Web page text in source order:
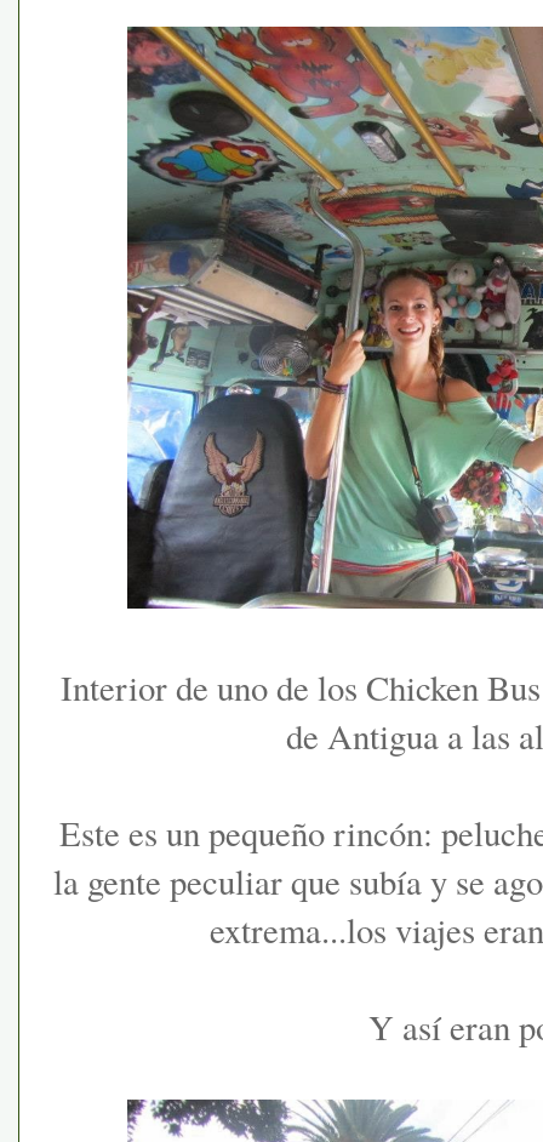
Interior de uno de los Chicken
de Antigua a las
Este es un pequeño rincón:
la gente peculiar que subía y se
extrema...los viajes
Y así eran